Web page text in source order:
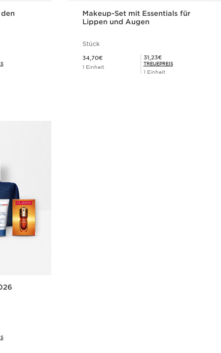
Makeup-Set mit Essentials für
Lippen und Augen
Stück
34,70€
1 Einheit
Mitgliederpreis 31,23€
31,23€
TREUEPREIS
1 Einheit